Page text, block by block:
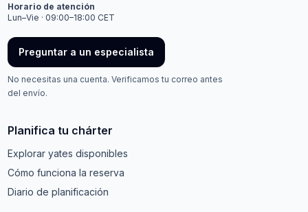
Horario de atención
Lun–Vie · 09:00–18:00 CET
Preguntar a un especialista
No necesitas una cuenta. Verificamos tu correo antes
del envío.
Planifica tu chárter
Explorar yates disponibles
Cómo funciona la reserva
Diario de planificación